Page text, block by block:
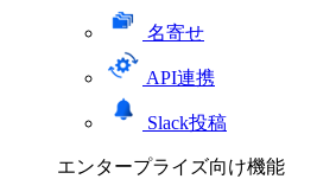
名寄せ
API連携
Slack投稿
エンタープライズ向け機能